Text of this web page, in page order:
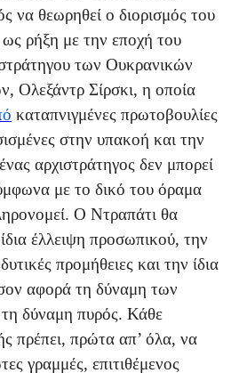
να θεωρηθεί ο διορισμός του
ρήξη με την εποχή του
των Ουκρανικών
Ολεξάντρ Σίρσκι, η οποία
καταπνιγμένες πρωτοβουλίες
στην υπακοή και την
αρχιστράτηγος δεν μπορεί
με το δικό του όραμα
Ο Ντραπάτι θα
έλλειψη προσωπικού, την
προμήθειες και την ίδια
αφορά τη δύναμη των
δύναμη πυρός. Κάθε
πρέπει, πρώτα απ’ όλα, να
γραμμές, επιτιθέμενος